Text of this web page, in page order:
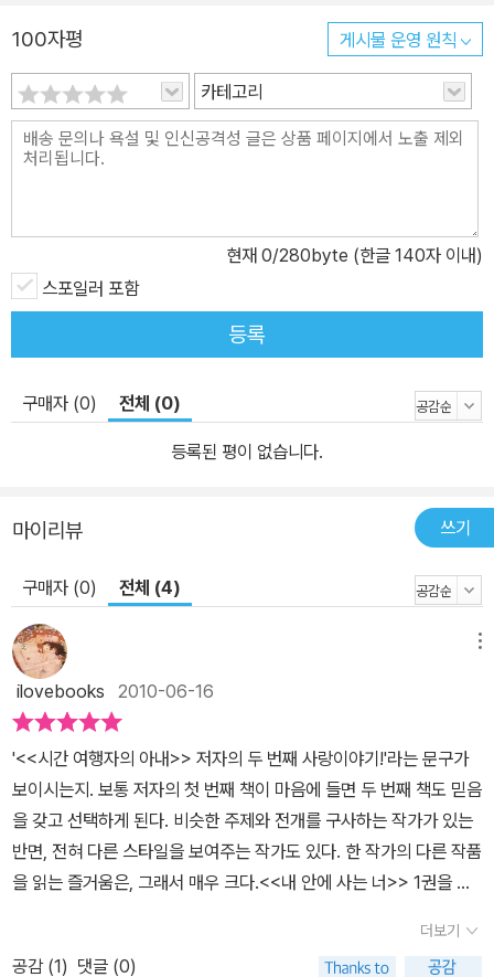
럼, 이번 작품에서 그녀는 사랑의 끝인 절대 권력자 ‘죽음’의 경계를
허물어뜨린다. 삶과 죽음이 공존하는 한정된 공간과 영혼 세계에 더
민감하게 반응하는 인물들을 창조해 냄으로써 인간의 사랑이나 감정
의 흐름에 절대적 끝이 있을 수 없다는 것을 다시 한 번 보여 준다. 오
드리 니페네거는 사랑을 방해하는 요소인 시간이나 죽음 같은 절대적
인 자세를 취하고 있다. 죽음에서 다시 삶으로 돌아오게 할 정도로 강
하지만, 돌아온 사랑 앞에 냉담하게 돌아설 수 있는 것도 인간인 것이
다. 수많은 독자들이 니페네거의 작품에 매혹되는 까닭은 이처럼 초
현실적인 사랑을 인간의 내면과 감정의 갈등 상황에 가장 현실적으로
분이다. 『시간 여행자의 아내』를 읽으며 함께 웃고 울었던 독자들이
막히는 전율과 흥분을 경험하게 될 것이다. 삶의 공간을 떠나지 못하
고 싶은 여자와 언제나 소유하고 지배해야 하는 강박적인 사랑의 대
가장 독특하고 흥미로운 캐릭터를 창조해 냈다. 죽었지만 엘스페스는
자신이 머물던 공간을 떠나지 못하고 여전히 삶에 미련이 많은 지극
히 인간적인 캐릭터의 유령으로 그려지고 있다. 존재하는 줄도 모르
던 이모로부터 갑작스러운 유산을 상속받아 런던의 고급 아파트로 이
사 온 줄리아와 발렌티나는 평범해 보이지만 언제나 사람들의 눈길을
대 쪽에 위치한 내장 역위증을 가진 발렌티나는 정상인 줄리아와 거
울을 보는 것처럼 외모는 똑같으면서도 성격 면에서는 정 반대의 대
칭을 이룬다. 동생에 대해 지독한 소유욕과 지배 본능을 가진 줄리아
가 쌍둥이로서 느끼는 일체감에서 스스로의 정체성을 규정하는 반면,
소극적이면서도 내성적인 발렌티나는 개별적인 존재로 인정받기를
바라며 자신을 속박하는 줄리아로부터 끊임없이 벗어나려는 시도를
한다. 그런 발렌티나가 난생처음으로 사랑을 느낀 남자가 바로 죽은
100자평 게시물 운영 원칙
카테고리
현재 0/280byte (한글 140자 이내)
스포일러 포함
등록
구매자 (0) 전체 (0)
등록된 평이 없습니다.
마이리뷰 쓰기
구매자 (0) 전체 (4)
ilovebooks 2010-06-16
'<<시간 여행자의 아내>> 저자의 두 번째 사랑이야기!'라는 문구가
보이시는지. 보통 저자의 첫 번째 책이 마음에 들면 두 번째 책도 믿음
을 갖고 선택하게 된다. 비슷한 주제와 전개를 구사하는 작가가 있는
반면, 전혀 다른 스타일을 보여주는 작가도 있다. 한 작가의 다른 작품
을 읽는 즐거움은, 그래서 매우 크다.<<내 안에 사는 너>> 1권을 읽
기일지 탐색하고 상상하고 알아보는 시간이었다. 1권을 모두 읽었는
더보기
공감 (1) 댓글 (0)